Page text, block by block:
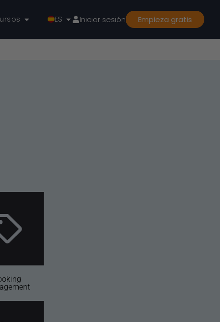
ES Iniciar sesión Empieza gratis